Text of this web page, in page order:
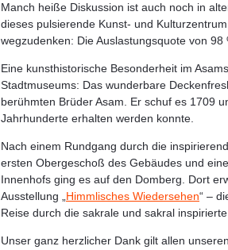
Manch heiße Diskussion ist auch noch in
dieses pulsierende Kunst- und
wegzudenken: Die Auslastungsquote von 98
Eine kunsthistorische Besonderheit im
Stadtmuseums: Das wunderbare
berühmten Brüder Asam. Er schuf es 1709
Jahrhunderte erhalten werden konnte.
Nach einem Rundgang durch die
ersten Obergeschoß des Gebäudes und
Innenhofs ging es auf den Domberg. Dort
Ausstellung „Himmlisches Wiedersehen“ –
Reise durch die sakrale und sakral
Unser ganz herzlicher Dank gilt allen